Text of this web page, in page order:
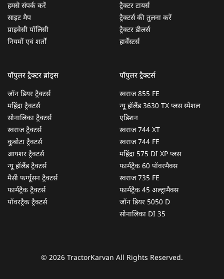
हमसे संपर्क करें
साइट मैप
प्राइवेसी पॉलिसी
नियमों एवं शर्तों
ट्रैक्टर टायर्स
ट्रैक्टर्स की तुलना करें
ट्रैक्टर डीलर्स
हार्वेस्टर्स
पॉपुलर ट्रैक्टर ब्रांड्स
जॉन डियर ट्रैक्टर्स
महिंद्रा ट्रैक्टर्स
सोनालिका ट्रैक्टर्स
स्वराज ट्रैक्टर्स
कुबोटा ट्रैक्टर्स
आयशर ट्रैक्टर्स
न्यू हॉलैंड ट्रैक्टर्स
मैसी फर्ग्यूसन ट्रैक्टर्स
फार्मट्रैक ट्रैक्टर्स
पॉवरट्रैक ट्रैक्टर्स
पॉपुलर ट्रैक्टर्स
स्वराज 855 FE
न्यू हॉलैंड 3630 TX प्लस स्पेशल
एडिशन
स्वराज 744 XT
स्वराज 744 FE
महिंद्रा 575 DI XP प्लस
फार्मट्रैक 60 पॉवरमैक्स
स्वराज 735 FE
फार्मट्रैक 45 अल्ट्रामैक्स
जॉन डियर 5050 D
सोनालिका DI 35
© 2026 TractorKarvan All Rights Reserved.